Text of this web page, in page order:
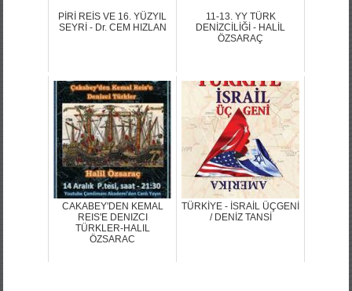
SEYRİ - Dr. CEM HIZLAN
DENİZCİLİĞİ - HALİL
ÖZSARAÇ
CAKABEY'DEN KEMAL
REIS'E DENIZCI
TÜRKLER-HALIL
ÖZSARAC
TÜRKİYE - İSRAİL ÜÇGENİ
/ DENİZ TANSİ